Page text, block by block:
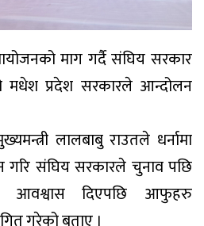
माग गर्दै संघिय सरकार
मधेश प्रदेश सरकारले आन्दोलन
लालबाबु राउतले धर्नामा
गरि संघिय सरकारले चुनाव पछि
आवश्वास दिएपछि आफुहरु